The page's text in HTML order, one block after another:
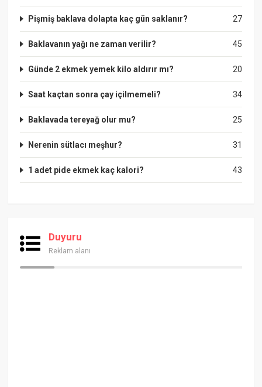
27
Pişmiş baklava dolapta kaç gün saklanır?
45
Baklavanın yağı ne zaman verilir?
20
Günde 2 ekmek yemek kilo aldırır mı?
34
Saat kaçtan sonra çay içilmemeli?
25
Baklavada tereyağ olur mu?
31
Nerenin sütlacı meşhur?
43
1 adet pide ekmek kaç kalori?
Duyuru
Reklam alanı